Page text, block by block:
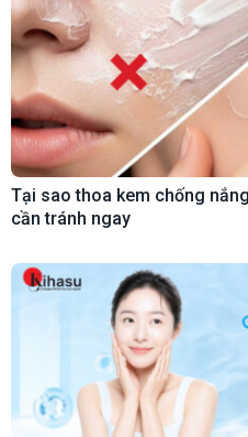
Tại sao thoa kem chống
cần tránh ngay